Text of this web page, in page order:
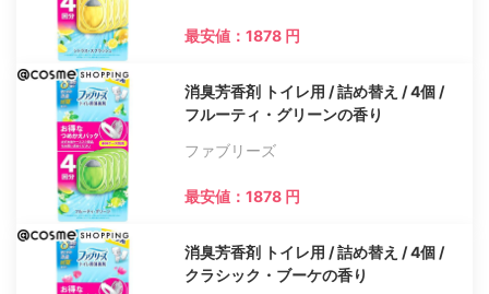
最安値：1878 円
消臭芳香剤 トイレ用 / 詰め替え / 4個 /
フルーティ・グリーンの香り
ファブリーズ
最安値：1878 円
消臭芳香剤 トイレ用 / 詰め替え / 4個 /
クラシック・ブーケの香り